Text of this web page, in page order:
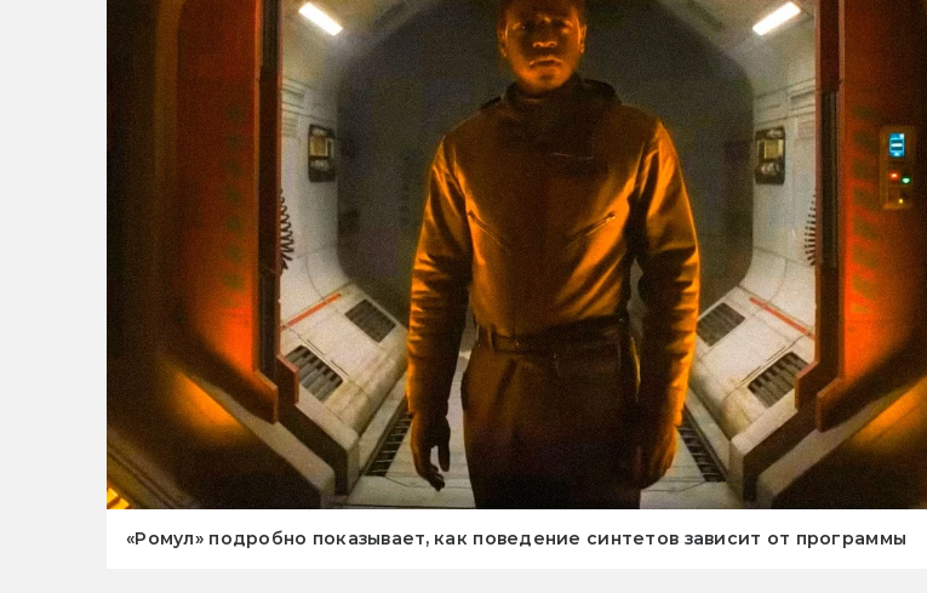
«Ромул» подробно показывает, как поведение синтетов зависит от программы